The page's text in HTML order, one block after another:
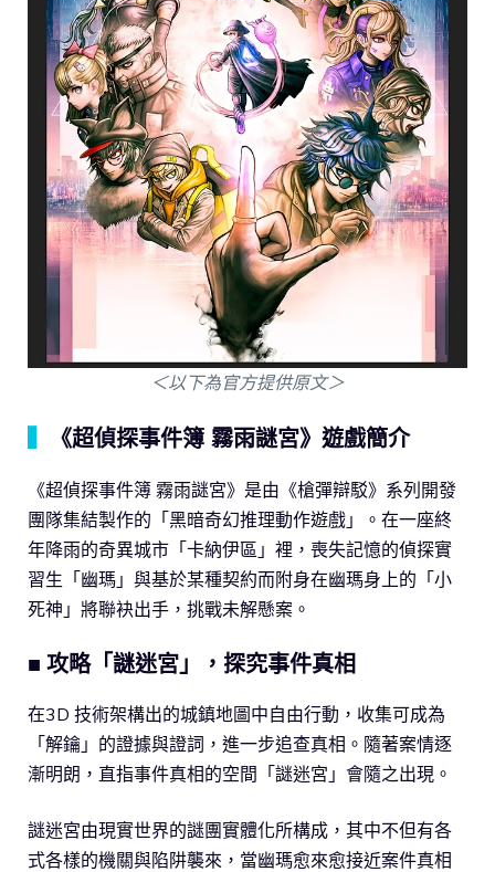
＜以下為官方提供原文＞
《超偵探事件簿 霧雨謎宮》遊戲簡介
《超偵探事件簿 霧雨謎宮》是由《槍彈辯駁》系列開發
團隊集結製作的「黑暗奇幻推理動作遊戲」。在一座終
年降雨的奇異城市「卡納伊區」裡，喪失記憶的偵探實
習生「幽瑪」與基於某種契約而附身在幽瑪身上的「小
死神」將聯袂出手，挑戰未解懸案。
■ 攻略「謎迷宮」，探究事件真相
在3D 技術架構出的城鎮地圖中自由行動，收集可成為
「解鑰」的證據與證詞，進一步追查真相。隨著案情逐
漸明朗，直指事件真相的空間「謎迷宮」會隨之出現。
謎迷宮由現實世界的謎團實體化所構成，其中不但有各
式各樣的機關與陷阱襲來，當幽瑪愈來愈接近案件真相